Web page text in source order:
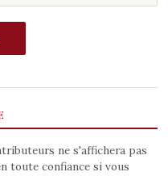
ne s'affichera pas
toute confiance si vous